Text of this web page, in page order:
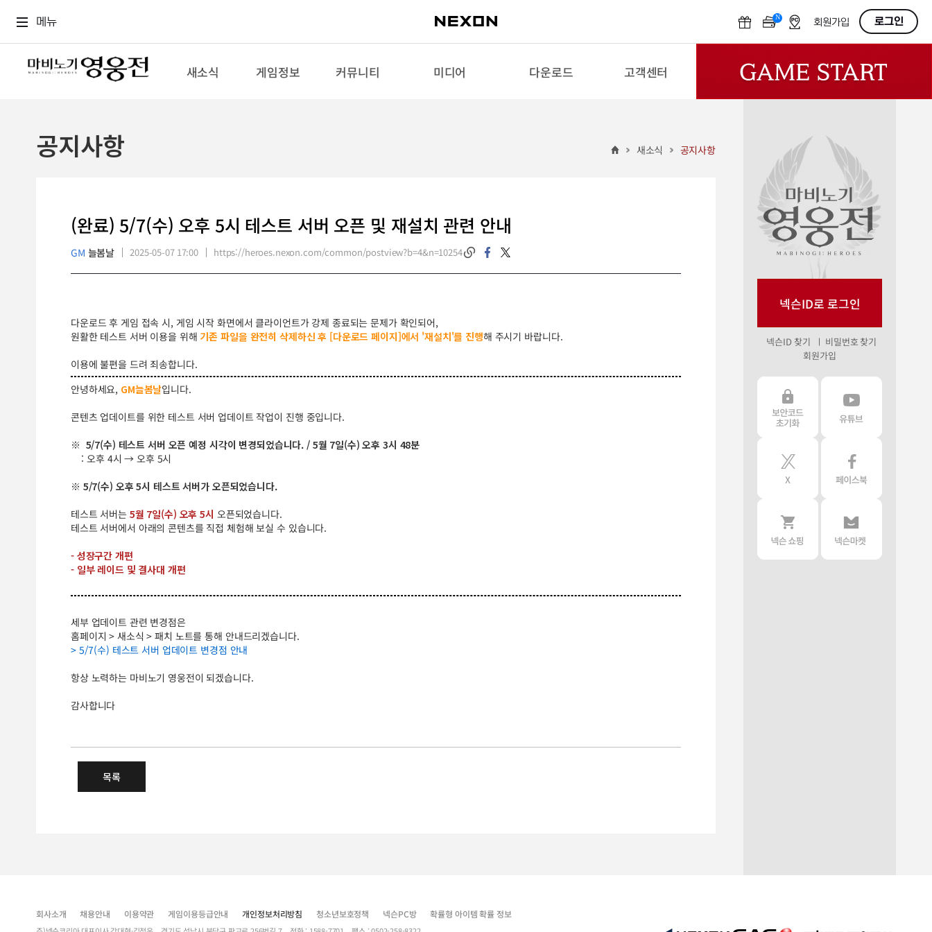
메뉴 N OFF회원가입 로그인
새소식 게임정보 커뮤니티 미디어 다운로드 고객센터
공지사항 새소식 공지사항
(완료) 5/7(수) 오후 5시 테스트 서버 오픈 및 재설치 관련 안내
GM 늘봄날 2025-05-07 17:00 https://heroes.nexon.com/common/postview?b=4&n=10254
다운로드 후 게임 접속 시, 게임 시작 화면에서 클라이언트가 강제 종료되는 문제가 확인되어,
원활한 테스트 서버 이용을 위해 기존 파일을 완전히 삭제하신 후 [다운로드 페이지]에서 '재설치'를 진행해 주시기 바랍니다.
이용에 불편을 드려 죄송합니다.
안녕하세요, GM늘봄날입니다.
콘텐츠 업데이트를 위한 테스트 서버 업데이트 작업이 진행 중입니다.
※ 5/7(수) 테스트 서버 오픈 예정 시각이 변경되었습니다. / 5월 7일(수) 오후 3시 48분
: 오후 4시 → 오후 5시
※ 5/7(수) 오후 5시 테스트 서버가 오픈되었습니다.
테스트 서버는 5월 7일(수) 오후 5시 오픈되었습니다.
테스트 서버에서 아래의 콘텐츠를 직접 체험해 보실 수 있습니다.
- 성장구간 개편
- 일부 레이드 및 결사대 개편
세부 업데이트 관련 변경점은
홈페이지 > 새소식 > 패치 노트를 통해 안내드리겠습니다.
> 5/7(수) 테스트 서버 업데이트 변경점 안내
항상 노력하는 마비노기 영웅전이 되겠습니다.
감사합니다
목록
넥슨ID로 로그인
넥슨ID 찾기
비밀번호 찾기
회원가입
회사소개 채용안내 이용약관 게임이용등급안내 개인정보처리방침 청소년보호정책 넥슨PC방 확률형 아이템 확률 정보